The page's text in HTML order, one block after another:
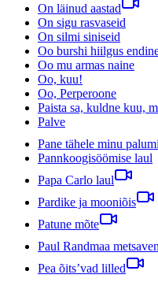
On läinud aastad
On sigu rasvaseid
On silmi siniseid
Oo burshi hiilgus
Oo mu armas naine
Oo, kuu!
Oo, Perperoone
Paista sa, kuldne kuu,
Palve
Pane tähele minu
Pannkoogisöömise laul
Papa Carlo laul
Pardike ja mooniõis
Patune mõte
Paul Randmaa
Pea õits’vad lilled